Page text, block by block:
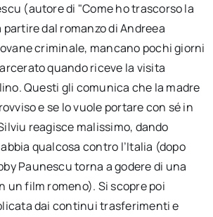
(autore di "Come ho trascorso la
dal romanzo di Andreea
criminale, mancano pochi giorni
quando riceve la visita
Questi gli comunica che la madre
e se lo vuole portare con sé in
reagisce malissimo, dando
qualcosa contro l’Italia (dopo
Paunescu torna a godere di una
un film romeno). Si scopre poi
dai continui trasferimenti e